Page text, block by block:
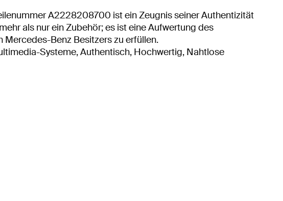
A2228208700 ist ein Zeugnis seiner Authentizität
als nur ein Zubehör; es ist eine Aufwertung des
Benz Besitzers zu erfüllen.
Systeme, Authentisch, Hochwertig, Nahtlose